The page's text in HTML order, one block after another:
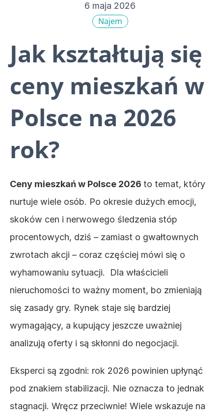
6 maja 2026
Najem
Jak kształtują się
ceny mieszkań w
Polsce na 2026
rok?
Ceny mieszkań w Polsce 2026 to temat, który
nurtuje wiele osób. Po okresie dużych emocji,
skoków cen i nerwowego śledzenia stóp
procentowych, dziś – zamiast o gwałtownych
zwrotach akcji – coraz częściej mówi się o
wyhamowaniu sytuacji.  Dla właścicieli
nieruchomości to ważny moment, bo zmieniają
się zasady gry. Rynek staje się bardziej
wymagający, a kupujący jeszcze uważniej
analizują oferty i są skłonni do negocjacji.
Eksperci są zgodni: rok 2026 powinien upłynąć
pod znakiem stabilizacji. Nie oznacza to jednak
stagnacji. Wręcz przeciwnie! Wiele wskazuje na